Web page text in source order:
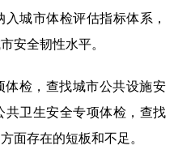
城市体检评估指标体系，
安全韧性水平。
检，查找城市公共设施安
共卫生安全专项体检，查找
面存在的短板和不足。